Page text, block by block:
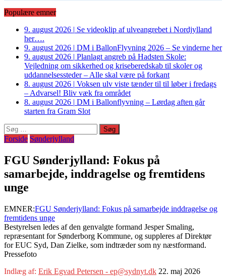
Populære emner
9. august 2026 | Se videoklip af ulveangrebet i Nordjylland
her….
9. august 2026 | DM i BallonFlyvning 2026 – Se vinderne her
9. august 2026 | Planlagt angreb på Hadsten Skole:
Vejledning om sikkerhed og kriseberedskab til skoler og
uddannelsessteder – Alle skal være på forkant
8. august 2026 | Voksen ulv viste tænder til til løber i fredags
– Advarsel! Bliv væk fra området
8. august 2026 | DM i Ballonflyvning – Lørdag aften går
starten fra Gram Slot
Søg
efter:
Forside Sønderjylland
FGU Sønderjylland: Fokus på
samarbejde, inddragelse og fremtidens
unge
EMNER:FGU Sønderjylland: Fokus på samarbejde inddragelse og
fremtidens unge
Bestyrelsen ledes af den genvalgte formand Jesper Smaling,
repræsentant for Sønderborg Kommune, og suppleres af Direktør
for EUC Syd, Dan Zielke, som indtræder som ny næstformand.
Pressefoto
Indlæg af: Erik Egvad Petersen - ep@sydnyt.dk 22. maj 2026